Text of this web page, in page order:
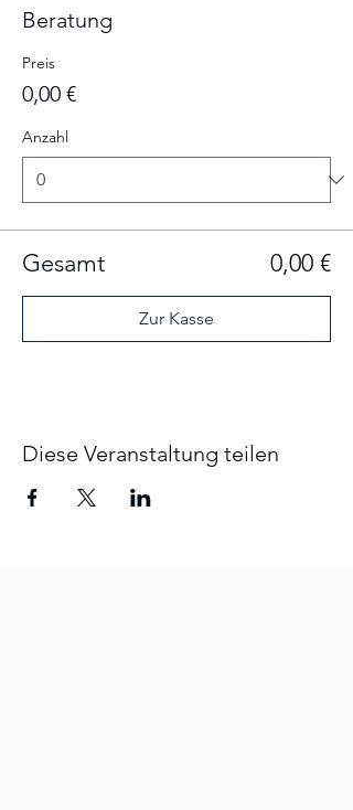
Beratung
Preis
0,00 €
Anzahl
Gesamt 0,00 €
Zur Kasse
Diese Veranstaltung teilen